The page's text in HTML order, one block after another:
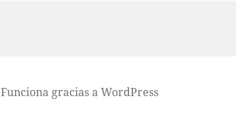
Funciona gracias a WordPress